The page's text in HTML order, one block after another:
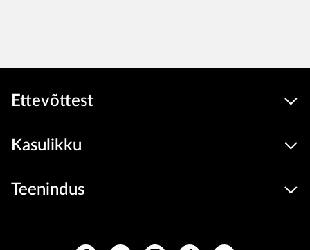
Ettevõttest
Kasulikku
Teenindus